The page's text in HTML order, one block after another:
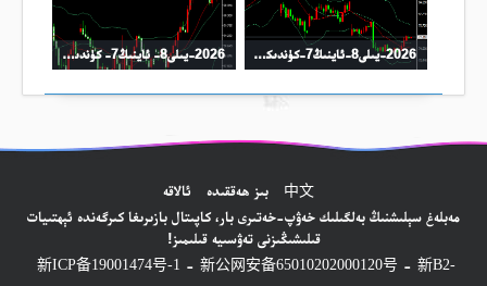
2026-يىلى8-ئاينىڭ7-كۈندىكى نىفىت سودا خۇلاسىسى 2026-يىلى8- ئاينىڭ7- كۈندىكى كۈمۈش سودا خۇلاسىسى
بىز ھەققىدە ئالاقە
中文
مەبلەغ سېلىشنىڭ بەلگىلىك خەۋپ-خەتىرى بار، كاپىتال بازىرىغا كىرگەندە ئېھتىيات
قىلىشىڭىزنى تەۋسىيە قىلىمىز!
新ICP备19001474号-1 - 新公网安备65010202000120号 - 新B2-